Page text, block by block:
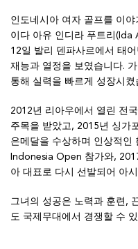
인도네시아 여자 골프를 이
이다 아유 인디라 푸트리
12일 발리 덴파사르에서 태
재능과 열정을 보였습니다.
통해 실력을 빠르게 성장시켰
2012년 리아우에서 열린 전
주목을 받았고, 2015년 싱가
은메달을 수상하며 인상적인
Indonesia Open 참가와,
아 대표로 다시 선발되어 아
그녀의 성공은 노력과 훈련,
도 국제무대에서 경쟁할 수